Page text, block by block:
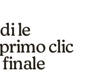
le
clic